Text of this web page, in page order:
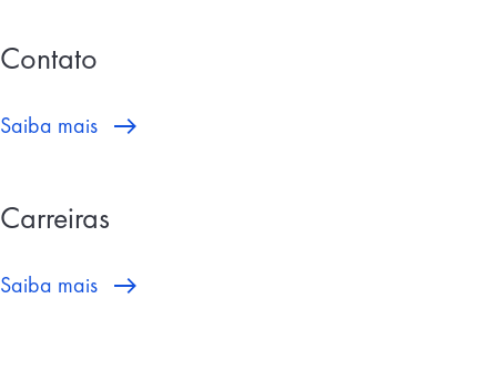
Contato
Saiba mais
Carreiras
Saiba mais